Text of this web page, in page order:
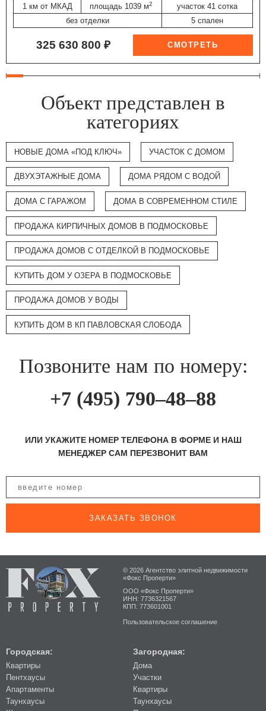
1 км от МКАД
площадь 1039 м2
участок 41 сотка
без отделки
5 спален
325 630 800 ₽
Объект представлен в
категориях
НОВЫЕ ДОМА «ПОД КЛЮЧ» УЧАСТОК С ДОМОМ
ДВУХЭТАЖНЫЕ ДОМА ДОМА РЯДОМ С ВОДОЙ
ДОМА С ГАРАЖОМ ДОМА В СОВРЕМЕННОМ СТИЛЕ
ПРОДАЖА КИРПИЧНЫХ ДОМОВ В ПОДМОСКОВЬЕ
ПРОДАЖА ДОМОВ С ОТДЕЛКОЙ В ПОДМОСКОВЬЕ
КУПИТЬ ДОМ У ОЗЕРА В ПОДМОСКОВЬЕ
ПРОДАЖА ДОМОВ У ВОДЫ
КУПИТЬ ДОМ В КП ПАВЛОВСКАЯ СЛОБОДА
Позвоните нам по номеру:
+7 (495) 790–48–88
ИЛИ УКАЖИТЕ НОМЕР ТЕЛЕФОНА В ФОРМЕ И НАШ
МЕНЕДЖЕР САМ ПЕРЕЗВОНИТ ВАМ
ЗАКАЗАТЬ ЗВОНОК
© 2026 Агентство элитной недвижимости
«Фокс Проперти»
ООО «Фокс Проперти»
ИНН: 7736321567
КПП: 773601001
Пользовательское соглашение
Городская:
Квартиры
Пентхаусы
Апартаменты
Таунхаусы
Загородная:
Дома
Участки
Квартиры
Таунхаусы